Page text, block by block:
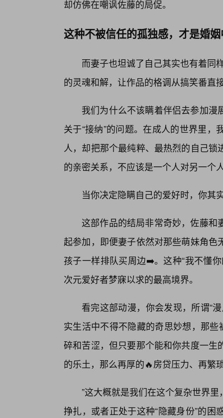
却仿佛在嘲讽佐藤的局促。
这种不被信任的孤独感，才是婚
而妻子也坦诚了自己其实也有着同
的灵魂和解，让作品的格调从搞笑番直
我们为什么不该瞒着伴侣去参加
关于“接纳”的问题。在成人的世界里
人，却把那个最纯粹、最热烈的自己
的亲密关系，不应该是一个人对另一个
当你决定隐瞒自己的爱好时，你其
这部作品的结局非常奇妙，佐藤
起参加，即便妻子依然对那些萌妹角
孩子一样排队买周边➡️。这种“我不懂
次元爱好者梦寐以求的最高境界。
看完这部动漫，你会发现，所谓“
实生活中不得不隐藏的奇思妙想，那
碎和苦涩，但只要那个能和你共度一
的乐土，那么再厚的🔥房贷压力、再繁
”这大概就是我们在这个复杂世界
挣扎，或者正处于这种“隐藏身份”的